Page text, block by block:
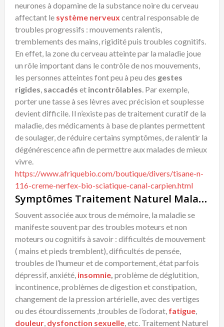
neurones à dopamine de la substance noire du cerveau
affectant le système nerveux central responsable de
troubles progressifs : mouvements ralentis,
tremblements des mains, rigidité puis troubles cognitifs.
En effet, la zone du cerveau atteinte par la maladie joue
un rôle important dans le contrôle de nos mouvements,
les personnes atteintes font peu à peu des gestes
rigides, saccadés et incontrôlables. Par exemple,
porter une tasse à ses lèvres avec précision et souplesse
devient difficile. Il n’existe pas de traitement curatif de la
maladie, des médicaments à base de plantes permettent
de soulager, de réduire certains symptômes, de ralentir la
dégénérescence afin de permettre aux malades de mieux
vivre.
https://www.afriquebio.com/boutique/divers/tisane-n-
116-creme-nerfex-bio-sciatique-canal-carpien.html
Symptômes Traitement Naturel Maladie de Parkinson
Souvent associée aux trous de mémoire, la maladie se
manifeste souvent par des troubles moteurs et non
moteurs ou cognitifs à savoir : difficultés de mouvement
( mains et pieds tremblent), difficultés de pensée,
troubles de l’humeur et de comportement, état parfois
dépressif, anxiété, insomnie, problème de déglutition,
incontinence, problèmes de digestion et constipation,
changement de la pression artérielle, avec des vertiges
ou des étourdissements ,troubles de l’odorat, fatigue,
douleur, dysfonction sexuelle, etc. Traitement Naturel